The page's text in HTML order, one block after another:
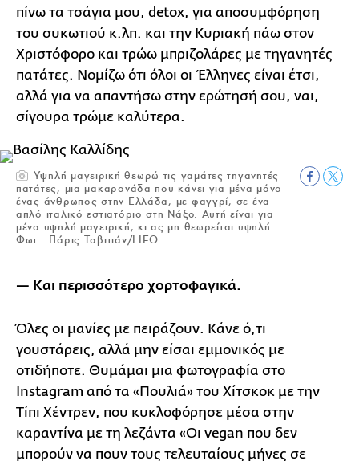
πίνω τα τσάγια μου, detox, για αποσυμφόρηση
του συκωτιού κ.λπ. και την Κυριακή πάω στον
Χριστόφορο και τρώω μπριζολάρες με τηγανητές
πατάτες. Νομίζω ότι όλοι οι Έλληνες είναι έτσι,
αλλά για να απαντήσω στην ερώτησή σου, ναι,
σίγουρα τρώμε καλύτερα.
Υψηλή μαγειρική θεωρώ τις γαμάτες τηγανητές
πατάτες, μια μακαρονάδα που κάνει για μένα μόνο
ένας άνθρωπος στην Ελλάδα, με φαγγρί, σε ένα
απλό ιταλικό εστιατόριο στη Νάξο. Αυτή είναι για
μένα υψηλή μαγειρική, κι ας μη θεωρείται υψηλή.
Φωτ.: Πάρις Ταβιτιάν/LIFO
— Και περισσότερο χορτοφαγικά.
Όλες οι μανίες με πειράζουν. Κάνε ό,τι
γουστάρεις, αλλά μην είσαι εμμονικός με
οτιδήποτε. Θυμάμαι μια φωτογραφία στο
Instagram από τα «Πουλιά» του Χίτσκοκ με την
Τίπι Χέντρεν, που κυκλοφόρησε μέσα στην
καραντίνα με τη λεζάντα «Οι vegan που δεν
μπορούν να πουν τους τελευταίους μήνες σε